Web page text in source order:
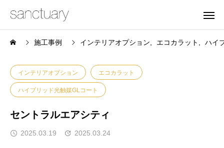
施工事例 インテリアオプション エコカラット ハイ
インテリアオプション エコカラット
ハイブリッド光触媒GLコート
セントラルエアシティ
2025.03.19 2025.03.24